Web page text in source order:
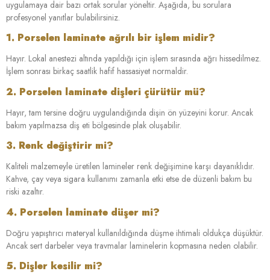
uygulamaya dair bazı ortak sorular yöneltir. Aşağıda, bu sorulara
profesyonel yanıtlar bulabilirsiniz.
1. Porselen laminate ağrılı bir işlem midir?
Hayır. Lokal anestezi altında yapıldığı için işlem sırasında ağrı hissedilmez.
İşlem sonrası birkaç saatlik hafif hassasiyet normaldir.
2. Porselen laminate dişleri çürütür mü?
Hayır, tam tersine doğru uygulandığında dişin ön yüzeyini korur. Ancak
bakım yapılmazsa diş eti bölgesinde plak oluşabilir.
3. Renk değiştirir mi?
Kaliteli malzemeyle üretilen lamineler renk değişimine karşı dayanıklıdır.
Kahve, çay veya sigara kullanımı zamanla etki etse de düzenli bakım bu
riski azaltır.
4. Porselen laminate düşer mi?
Doğru yapıştırıcı materyal kullanıldığında düşme ihtimali oldukça düşüktür.
Ancak sert darbeler veya travmalar laminelerin kopmasına neden olabilir.
5. Dişler kesilir mi?